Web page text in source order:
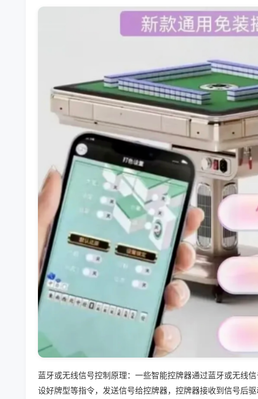
蓝牙或无线信号控制原理：一些智能控牌器通过蓝牙或无线
设好牌型等指令，发送信号给控牌器，控牌器接收到信号后